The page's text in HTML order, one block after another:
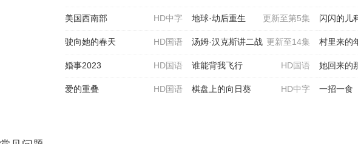
HD中字
美国西南部 更新至第5集
地球·劫后重生 闪闪的儿科医
HD国语
驶向她的春天​ 更新至14集
汤姆·汉克斯讲二战 村里来的
HD国语
婚事2023 HD国语
谁能背我飞行 她回来的
HD国语
爱的重叠 HD中字
棋盘上的向日葵 一招一食